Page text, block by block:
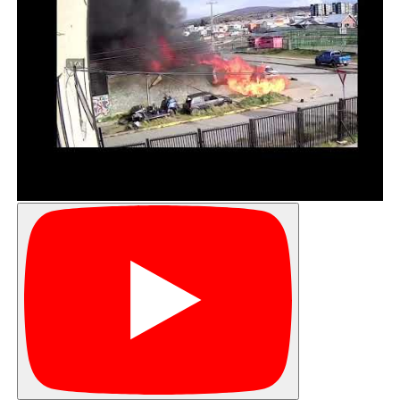
la reducción de los tiempos de espera en intervenciones
quirúrgicas y mejorando la atención en la Atención
Primaria de Salud (APS)”.
Durante el año 2020 se diagnosticaron en la región más
de 760 casos nuevos de cáncer, ante lo cual resulta
esencial llevar a cabo estrategias de prevención como la
periódicos y la realización de exámenes.
El Seremi del Deporte (s), Diego García enfatizó en la
importancia de la práctica deportiva y de recreación
como factor preventivo de enfermedades. “Todos los
talleres deportivos que implementa el Mindep/IND
Magallanes son gratuitos y disponibles para toda la
comunidad. El estado cuenta con infraestructura para
desarrollar estas prácticas y hoy se pone a disposición
de esta campaña de prevención contribuyendo con